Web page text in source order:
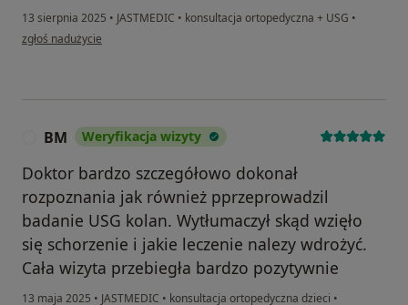
13 sierpnia 2025 • JASTMEDIC • konsultacja ortopedyczna + USG •
w opinii użytkownika Pacjentka
zgłoś nadużycie
BM Weryfikacja wizyty
Doktor bardzo szczegółowo dokonał
rozpoznania jak również pprzeprowadzil
badanie USG kolan. Wytłumaczył skąd wzięło
się schorzenie i jakie leczenie nalezy wdrożyć.
Cała wizyta przebiegła bardzo pozytywnie
13 maja 2025 • JASTMEDIC • konsultacja ortopedyczna dzieci •